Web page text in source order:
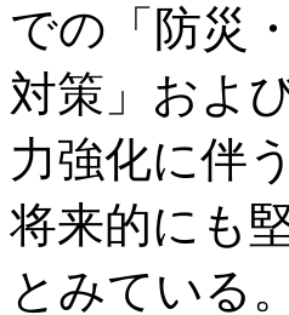
での「防災
対策」およ
力強化に伴
将来的にも
とみている。